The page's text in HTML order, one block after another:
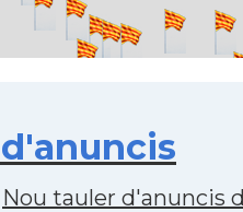
Nou tauler d'anuncis